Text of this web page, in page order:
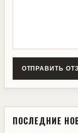
ОТПРАВИТЬ
ПОСЛЕДНИЕ